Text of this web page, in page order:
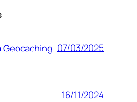
Geocaching 07/03/2025
16/11/2024